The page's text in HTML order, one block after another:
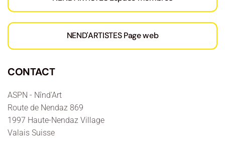
NEND'ARTISTES Page web
CONTACT
ASPN - Nînd'Art
Route de Nendaz 869
1997 Haute-Nendaz Village
Valais Suisse